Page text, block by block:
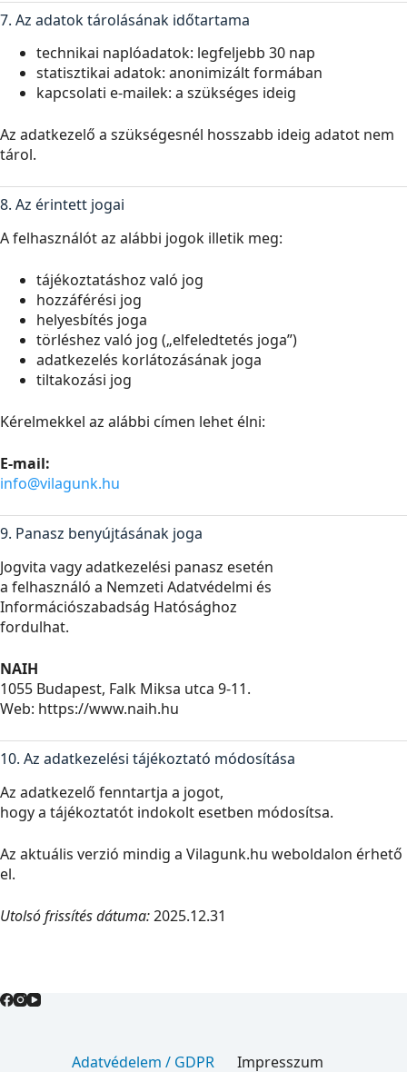
7. Az adatok tárolásának időtartama
technikai naplóadatok: legfeljebb 30 nap
statisztikai adatok: anonimizált formában
kapcsolati e-mailek: a szükséges ideig
Az adatkezelő a szükségesnél hosszabb ideig adatot nem
tárol.
8. Az érintett jogai
A felhasználót az alábbi jogok illetik meg:
tájékoztatáshoz való jog
hozzáférési jog
helyesbítés joga
törléshez való jog („elfeledtetés joga”)
adatkezelés korlátozásának joga
tiltakozási jog
Kérelmekkel az alábbi címen lehet élni:
E-mail:
info@vilagunk.hu
9. Panasz benyújtásának joga
Jogvita vagy adatkezelési panasz esetén
a felhasználó a Nemzeti Adatvédelmi és
Információszabadság Hatósághoz
fordulhat.
NAIH
1055 Budapest, Falk Miksa utca 9-11.
Web: https://www.naih.hu
10. Az adatkezelési tájékoztató módosítása
Az adatkezelő fenntartja a jogot,
hogy a tájékoztatót indokolt esetben módosítsa.
Az aktuális verzió mindig a Vilagunk.hu weboldalon érhető
el.
Utolsó frissítés dátuma:2025.12.31
Adatvédelem / GDPR Impresszum